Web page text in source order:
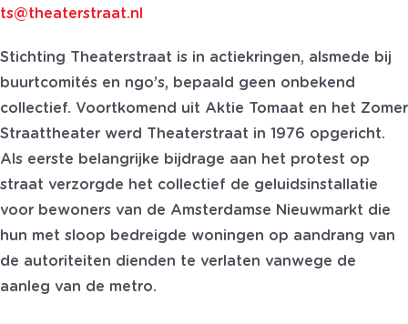
ts@theaterstraat.nl
Stichting Theaterstraat is in actiekringen, alsmede bij
buurtcomités en ngo’s, bepaald geen onbekend
collectief. Voortkomend uit Aktie Tomaat en het Zomer
Straattheater werd Theaterstraat in 1976 opgericht.
Als eerste belangrijke bijdrage aan het protest op
straat verzorgde het collectief de geluidsinstallatie
voor bewoners van de Amsterdamse Nieuwmarkt die
hun met sloop bedreigde woningen op aandrang van
de autoriteiten dienden te verlaten vanwege de
aanleg van de metro.